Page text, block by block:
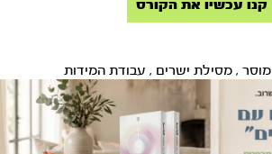
קנו עכשיו את הקורס
מוסר , מסילת ישרים , עבודת המידות